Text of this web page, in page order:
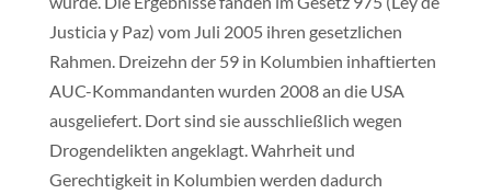
Justicia y Paz) vom Juli 2005 ihren gesetzlichen
Rahmen. Dreizehn der 59 in Kolumbien inhaftierten
AUC-Kommandanten wurden 2008 an die USA
ausgeliefert. Dort sind sie ausschließlich wegen
Drogendelikten angeklagt. Wahrheit und
Gerechtigkeit in Kolumbien werden dadurch